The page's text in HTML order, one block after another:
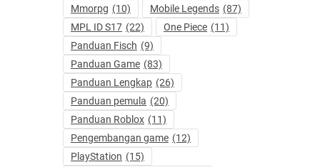
Mmorpg (10) Mobile Legends (87)
MPL ID S17 (22) One Piece (11)
Panduan Fisch (9)
Panduan Game (83)
Panduan Lengkap (26)
Panduan pemula (20)
Panduan Roblox (11)
Pengembangan game (12)
PlayStation (15)